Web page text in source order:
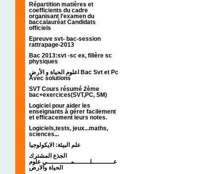
Répartition matières et
coefficients du cadre
organisant l’examen du
baccalauréat Candidats
officiels
Epreuve svt- bac-session
rattrapage-2013
Bac 2013:svt -sc ex, filière sc
physiques
اعلوم الحياة و الأرض Bac Svt et Pc
Avec solutions
SVT Cours résumé 2ème
bac+exercices(SVT,PC, SM)
Logiciel pour aider les
enseignants à gérer facilement
et efficacement leurs notes.
Logiciels,tests, jeux...maths,
sciences...
علم البيئة: الايكولوجيا
الجذع المشترك
عـــــــــــلــــــــمــــــــــــي علوم
الحياة والارض